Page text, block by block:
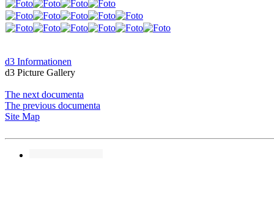
d3 Informationen
d3 Picture Gallery
The next documenta
The previous documenta
Site Map